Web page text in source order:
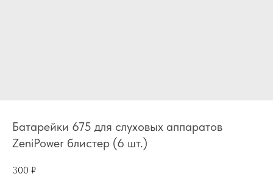
Батарейки 675 для слуховых аппаратов
ZeniPower блистер (6 шт.)
300 ₽